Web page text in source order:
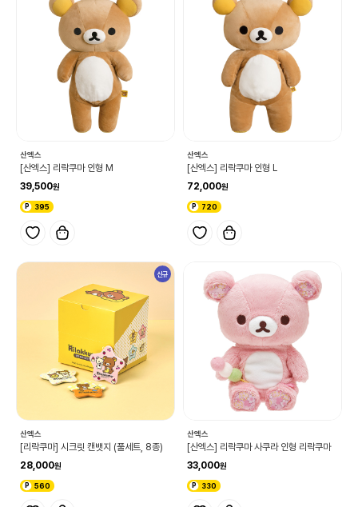
산엑스
[산엑스] 리락쿠마 인형 M
39,500
395
산엑스
[산엑스] 리락쿠마 인형 L
72,000
720
신규
산엑스
[리락쿠마] 시크릿 캔뱃지 (풀세트, 8종)
28,000
560
산엑스
[산엑스] 리락쿠마 사쿠라 인형 리락쿠마
33,000
330